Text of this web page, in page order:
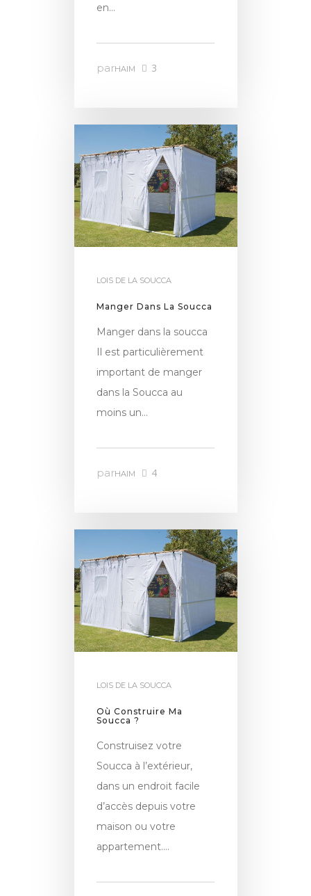
en…
parHAIM 3
LOIS DE LA SOUCCA
Manger Dans La Soucca
Manger dans la soucca
Il est particulièrement
important de manger
dans la Soucca au
moins un…
parHAIM 4
LOIS DE LA SOUCCA
Où Construire Ma
Soucca ?
Construisez votre
Soucca à l’extérieur,
dans un endroit facile
d’accès depuis votre
maison ou votre
appartement….